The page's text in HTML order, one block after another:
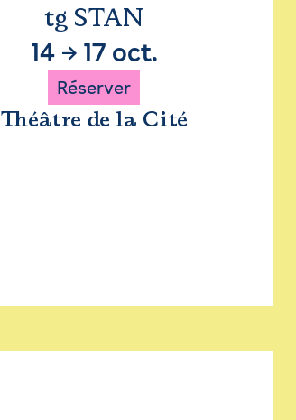
tg STAN
14→ 17 oct.
Réserver
Théâtre de la Cité